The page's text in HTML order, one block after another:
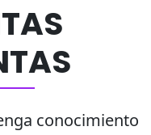
conocimiento